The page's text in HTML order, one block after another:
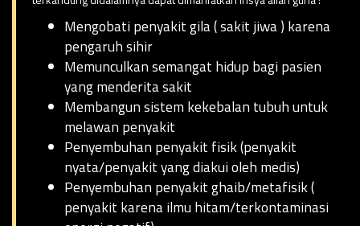
Mengobati penyakit gila ( sakit jiwa ) karena
pengaruh sihir
Memunculkan semangat hidup bagi pasien
yang menderita sakit
Membangun sistem kekebalan tubuh untuk
melawan penyakit
Penyembuhan penyakit fisik (penyakit
nyata/penyakit yang diakui oleh medis)
Penyembuhan penyakit ghaib/metafisik (
penyakit karena ilmu hitam/terkontaminasi